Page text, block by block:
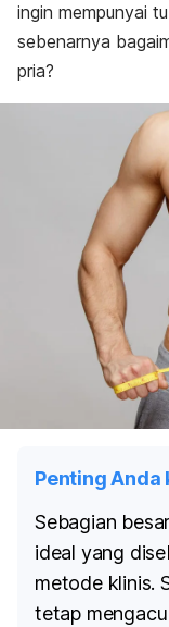
ingin mempunyai
sebenarnya
pria?
Penting Anda
Sebagian
ideal yang
metode klinis.
tetap